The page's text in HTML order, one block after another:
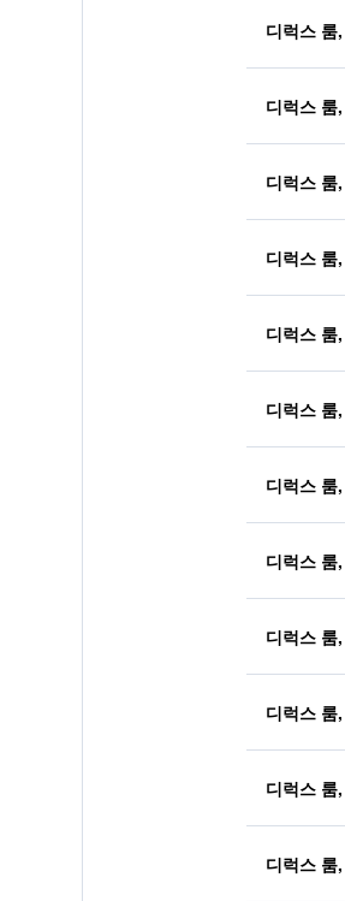
디럭스 룸
디럭스 룸
디럭스 룸
디럭스 룸
디럭스 룸
디럭스 룸
디럭스 룸
디럭스 룸
디럭스 룸
디럭스 룸
디럭스 룸
디럭스 룸